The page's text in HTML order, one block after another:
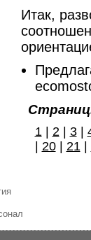
Итак,
1| 2| 3|
20| 21|